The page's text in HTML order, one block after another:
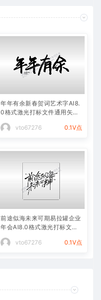
年年有余新春贺词艺术字AI8.
0格式激光打标文件通用矢量
图
vto67276
0.1V点
前途似海未来可期易拉罐企业
年会AI8.0格式激光打标文件
vto67276
0.1V点